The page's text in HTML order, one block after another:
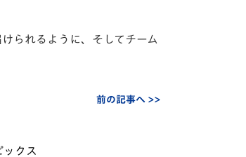
られるように、そしてチーム
前の記事へ >>
ックス